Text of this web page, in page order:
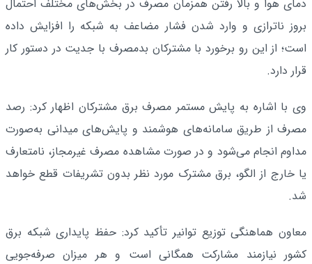
دمای هوا و بالا رفتن همزمان مصرف در بخش‌های مختلف احتمال
بروز ناترازی و وارد شدن فشار مضاعف به شبکه را افزایش داده
است؛ از این رو برخورد با مشترکان بدمصرف با جدیت در دستور کار
قرار دارد.
وی با اشاره به پایش مستمر مصرف برق مشترکان اظهار کرد: رصد
مصرف از طریق سامانه‌های هوشمند و پایش‌های میدانی به‌صورت
مداوم انجام می‌شود و در صورت مشاهده مصرف غیرمجاز، نامتعارف
یا خارج از الگو، برق مشترک مورد نظر بدون تشریفات قطع خواهد
شد.
معاون هماهنگی توزیع توانیر تأکید کرد: حفظ پایداری شبکه برق
کشور نیازمند مشارکت همگانی است و هر میزان صرفه‌جویی